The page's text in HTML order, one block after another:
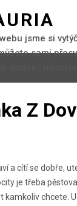
jsme si
sami
Z
a cítí se dobře,
je třeba
chcete.